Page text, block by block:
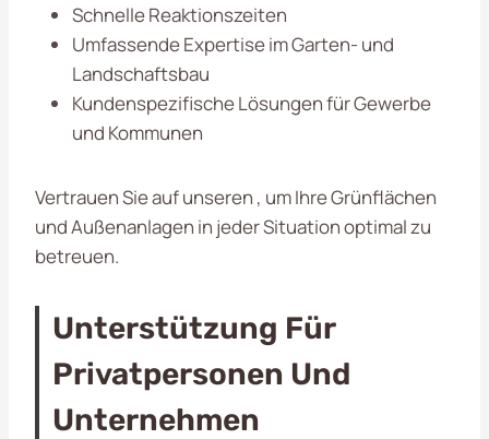
Schnelle Reaktionszeiten
Umfassende Expertise im Garten- und
Landschaftsbau
Kundenspezifische Lösungen für Gewerbe
und Kommunen
Vertrauen Sie auf unseren , um Ihre Grünflächen
und Außenanlagen in jeder Situation optimal zu
betreuen.
Unterstützung Für
Privatpersonen Und
Unternehmen